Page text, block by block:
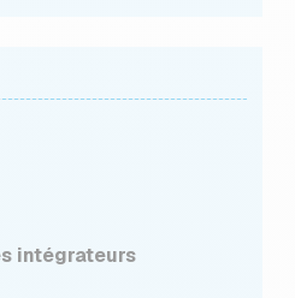
intégrateurs